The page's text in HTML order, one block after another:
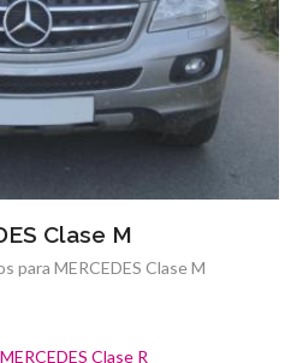
Clase M
para MERCEDES Clase M